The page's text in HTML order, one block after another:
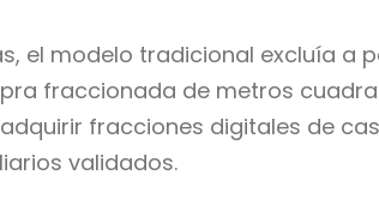
el modelo tradicional excluía a
fraccionada de metros
fracciones digitales de
validados.